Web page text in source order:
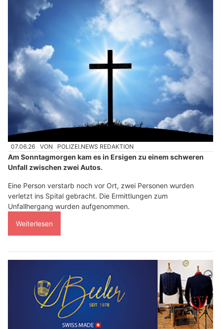
07.06.26 VON POLIZEI.NEWS REDAKTION
Am Sonntagmorgen kam es in Ersigen zu einem schweren
Unfall zwischen zwei Autos.
Eine Person verstarb noch vor Ort, zwei Personen wurden
verletzt ins Spital gebracht. Die Ermittlungen zum
Unfallhergang wurden aufgenommen.
Weiterlesen